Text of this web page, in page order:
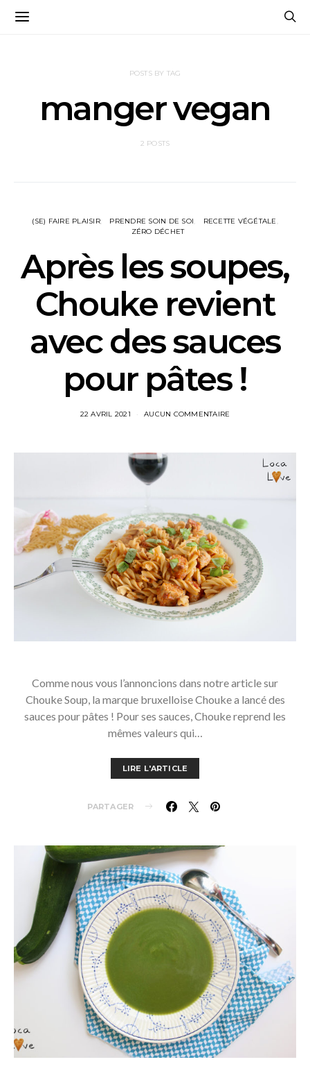
POSTS BY TAG
manger vegan
2 POSTS
(SE) FAIRE PLAISIR PRENDRE SOIN DE SOI
RECETTE VÉGÉTALE
ZÉRO DÉCHET
Après les soupes,
Chouke revient
avec des sauces
pour pâtes !
22 AVRIL 2021 AUCUN COMMENTAIRE
Comme nous vous l’annoncions dans notre article sur
Chouke Soup, la marque bruxelloise Chouke a lancé des
sauces pour pâtes ! Pour ses sauces, Chouke reprend les
mêmes valeurs qui…
LIRE L'ARTICLE
PARTAGER